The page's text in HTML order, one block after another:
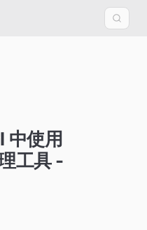
中使用
工具 -